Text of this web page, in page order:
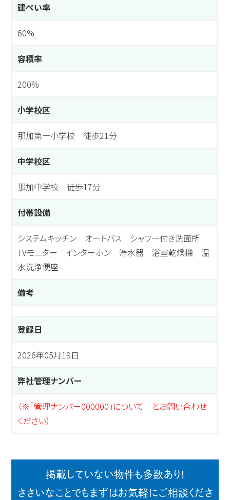
建ぺい率
60%
容積率
200%
小学校区
那加第一小学校 徒歩21分
中学校区
那加中学校 徒歩17分
付帯設備
システムキッチン オートバス シャワー付き洗面所
TVモニター インターホン 浄水器 浴室乾燥機 温
水洗浄便座
備考
登録日
2026年05月19日
弊社管理ナンバー
（※「管理ナンバー000000」について とお問い合わせ
ください）
掲載していない物件も多数あり!
ささいなことでもまずはお気軽にご相談くださ